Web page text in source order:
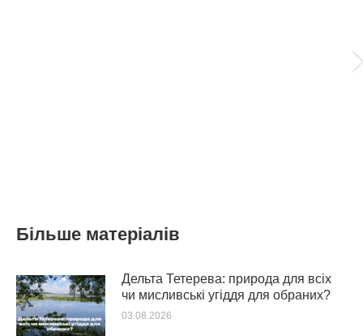
Більше матеріалів
Дельта Тетерева: природа для всіх
чи мисливські угіддя для обраних?
03.08.2026